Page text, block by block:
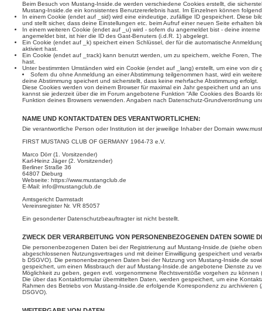
Beim Besuch von Mustang-Inside.de werden verschiedene Cookies erstellt, die
Mustang-Inside.de ein konsistentes Benutzererlebnis hast. Im Einzelnen können
In einem Cookie (endet auf _sid) wird eine eindeutige, zufällige ID gespeichert. Diese
und stellt sicher, dass deine Einstellungen etc. beim Aufruf einer neuen Seite erhalten
In einem weiteren Cookie (endet auf _u) wird - sofern du angemeldet bist - deine
angemeldet bist, ist hier die ID des Gast-Benuters (i.d.R. 1) abgelegt.
Ein Cookie (endet auf _k) speichert einen Schlüssel, der für die automatische
aktiviert hast.
Ein Cookie (endet auf _track) kann benutzt werden, um zu speichern, welche Foren,
hast.
Unter bestimmten Umständen wird ein Cookie (endet auf _lang) erstellt, um eine von
Sofern du ohne Anmeldung an einer Abstimmung teilgenommen hast, wird ein
deine Abstimmung speichert und sicherstellt, dass keine mehrfache Abstimmung erfolgt.
Diese Cookies werden von deinem Browser für maximal ein Jahr gespeichert und an
kannst sie jederzeit über die im Forum angebotene Funktion “Alle Cookies des Boards
Funktion deines Browsers verwenden. Angaben nach Datenschutz-Grundverordnung
NAME UND KONTAKTDATEN DES VERANTWORTLICHEN:
Die verantwortliche Person oder Institution ist der jeweilige Inhaber der Domain
FIRST MUSTANG CLUB OF GERMANY 1964-73 e.V.
Marco Dörr (1. Vorsitzender)
Karl-Heinz Jäger (2. Vorsitzender)
Berliner Straße 36
64807 Dieburg
Webseite: https://www.mustangclub.de
E-Mail: info@mustangclub.de
Amtsgericht Darmstadt
Vereinsregister Nr. VR 85057
Ein gesonderter Datenschutzbeauftragter ist nicht bestellt.
ZWECK DER VERARBEITUNG VON PERSONENBEZOGENEN DATEN SOWIE
Die personenbezogenen Daten bei der Registrierung auf Mustang-Inside.de (siehe
abgeschlossenen Nutzungsvertrages und mit deiner Einwilligung gespeichert und
b DSGVO). Die personenbezogenen Daten bei der Nutzung von Mustang-Inside.de
gespeichert, um einen Missbrauch der auf Mustang-Inside.de angebotene Dienste zu
Möglichkeit zu geben, gegen evtl. vorgenommene Rechtsverstöße vorgehen zu können
Die über das Kontaktformular übermittelten Daten, werden gespeichert, um eine
Rahmen des Betriebs von Mustang-Inside.de erfolgende Korrespondenz zu archivieren
DSGVO).